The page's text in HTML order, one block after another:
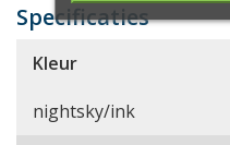
Specificaties
Kleur
nightsky/ink